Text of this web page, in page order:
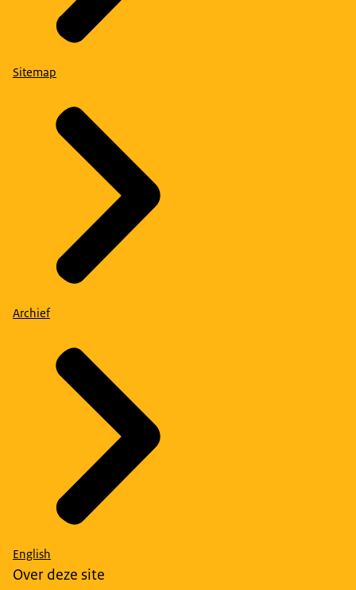
Sitemap
Archief
English
Over deze site